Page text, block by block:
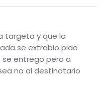
targeta y que la
se extrabio pido
se entrego pero a
no al destinatario